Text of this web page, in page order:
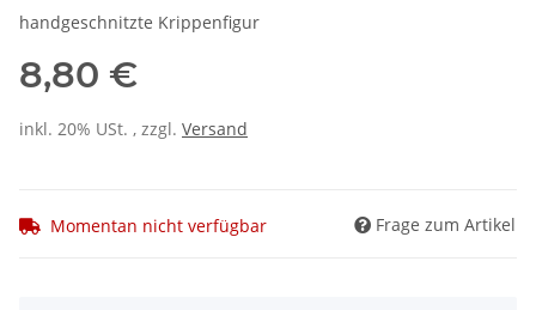
handgeschnitzte Krippenfigur
8,80 €
inkl. 20% USt. , zzgl. Versand
Momentan nicht verfügbar Frage zum Artikel